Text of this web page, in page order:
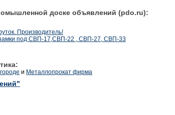
доске объявлений (pdo.ru):
Производитель!
под СВП-17,СВП-22 , СВП-27, СВП-33
и Металлопрокат фирма